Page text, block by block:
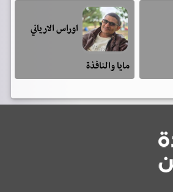
اوراس الارياني
مايا والنافذة